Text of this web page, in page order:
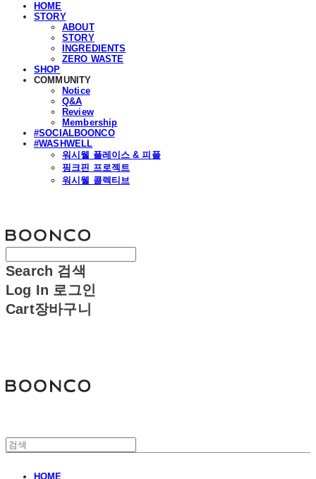
HOME
STORY
ABOUT
STORY
INGREDIENTS
ZERO WASTE
SHOP
COMMUNITY
Notice
Q&A
Review
Membership
#SOCIALBOONCO
#WASHWELL
워시웰 플레이스 & 피플
핑크핀 프로젝트
워시웰 콜렉티브
Search 검색
Log In 로그인
Cart장바구니
HOME